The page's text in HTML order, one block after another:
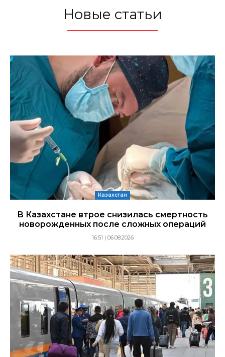
Новые статьи
Казахстан
В Казахстане втрое снизилась смертность
новорожденных после сложных операций
16:51 | 06.08.2026